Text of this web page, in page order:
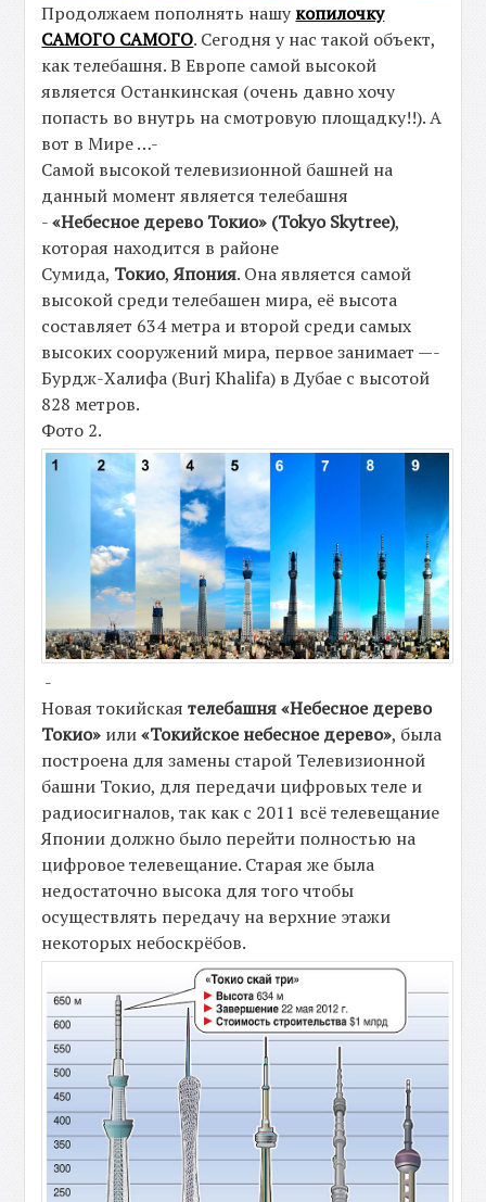
Продолжаем пополнять нашу копилочку
САМОГО САМОГО. Сегодня у нас такой объект,
как телебашня. В Европе самой высокой
является Останкинская (очень давно хочу
попасть во внутрь на смотровую площадку!!). А
вот в Мире …-
Самой высокой телевизионной башней на
данный момент является телебашня
-«Небесное дерево Токио» (Tokyo Skytree),
которая находится в районе
Сумида, Токио,Япония. Она является самой
высокой среди телебашен мира, её высота
составляет 634 метра и второй среди самых
высоких сооружений мира, первое занимает —-
Бурдж-Халифа (Burj Khalifa) в Дубае с высотой
828 метров.
Фото 2.
-
Новая токийскаятелебашня «Небесное дерево
Токио» или«Токийское небесное дерево», была
построена для замены старой Телевизионной
башни Токио, для передачи цифровых теле и
радиосигналов, так как с 2011 всё телевещание
Японии должно было перейти полностью на
цифровое телевещание. Старая же была
недостаточно высока для того чтобы
осуществлять передачу на верхние этажи
некоторых небоскрёбов.